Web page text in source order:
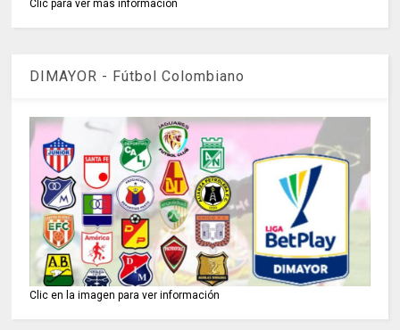
Clic para ver más información
DIMAYOR - Fútbol Colombiano
Clic en la imagen para ver información